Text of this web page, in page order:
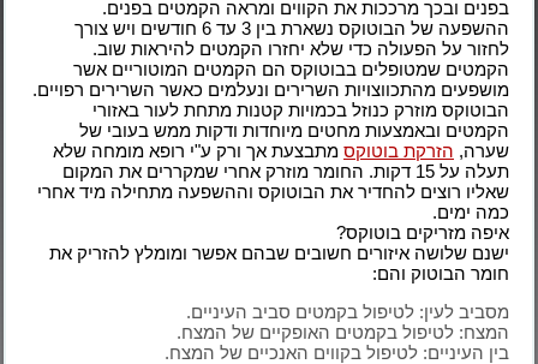
בפנים ובכך מרככות את הקווים ומראה הקמטים בפנים.
ההשפעה של הבוטוקס נשארת בין 3 עד 6 חודשים ויש צורך
לחזור על הפעולה כדי שלא יחזרו הקמטים להיראות שוב.
הקמטים שמטופלים בבוטוקס הם הקמטים המוטוריים אשר
מושפעים מהתכווצויות השרירים ונעלמים כאשר השרירים רפויים.
הבוטוקס מוזרק כנוזל בכמויות קטנות מתחת לעור באזורי
הקמטים ובאמצעות מחטים מיוחדות ודקות ממש בעובי של
שערה, הזרקת בוטוקס מתבצעת אך ורק ע"י רופא מומחה שלא
תעלה על 15 דקות. החומר מוזרק אחרי שמקררים את המקום
שאליו רוצים להחדיר את הבוטוקס וההשפעה מתחילה מיד אחרי
כמה ימים.
איפה מזריקים בוטוקס?
ישנם שלושה איזורים חשובים שבהם אפשר ומומלץ להזריק את
חומר הבוטוק והם:
מסביב לעין: לטיפול בקמטים סביב העיניים.
המצח: לטיפול בקמטים האופקיים של המצח.
בין העיניים: לטיפול בקווים האנכיים של המצח.